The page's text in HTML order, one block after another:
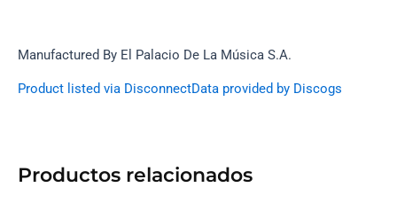
Manufactured By El Palacio De La Música S.A.
Product listed via DisconnectData provided by Discogs
Productos relacionados